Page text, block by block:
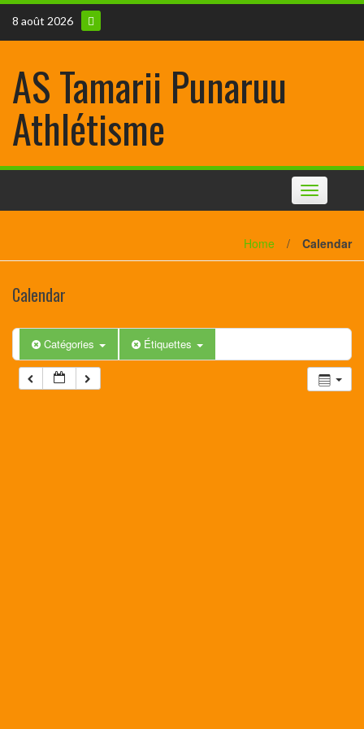
8 août 2026
AS Tamarii Punaruu
Athlétisme
Toggle
navigation
Home / Calendar
Calendar
Catégories Étiquettes